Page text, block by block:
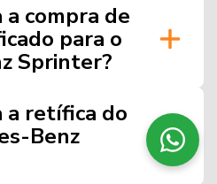
a compra de
para o
Sprinter?
a retífica do
Benz